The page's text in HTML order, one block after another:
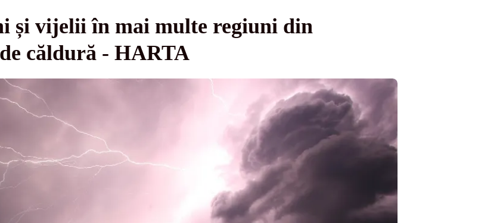
și vijelii în mai multe regiuni din
căldură - HARTA